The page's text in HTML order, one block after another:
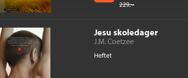
229,–
Jesu skoledager
J.M. Coetzee
Heftet